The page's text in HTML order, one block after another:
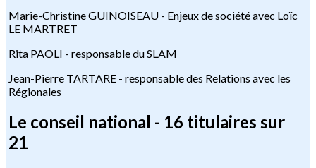
Marie-Christine GUINOISEAU - Enjeux de société avec Loïc
LE MARTRET
Rita PAOLI - responsable du SLAM
Jean-Pierre TARTARE - responsable des Relations avec les
Régionales
Le conseil national - 16 titulaires sur
21